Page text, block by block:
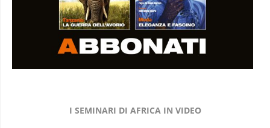
I SEMINARI DI AFRICA IN VIDEO